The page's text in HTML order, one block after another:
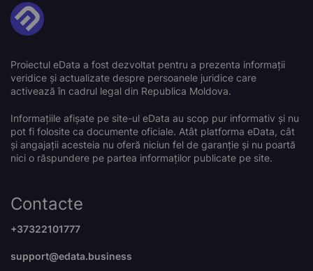
Proiectul eData a fost dezvoltat pentru a prezenta informații
veridice și actualizate despre persoanele juridice care
activează în cadrul legal din Republica Moldova.
Informațiile afișate pe site-ul eData au scop pur informativ și nu
pot fi folosite ca documente oficiale. Atât platforma eData, cât
și angajații acesteia nu oferă niciun fel de garanție și nu poartă
nici o răspundere pe partea informaților publicate pe site.
Contacte
+37322101777
support@edata.business